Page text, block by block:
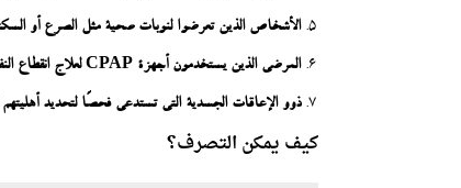
الأشخاص الذين تعرضوا لنوبات صحية مثل الصرع أو
المرضى الذين يستخدمون أجهزة CPAP لعلاج انقطاع النفس أثناء النوم.
ذوو الإعاقات الجسدية التي تستدعي فحصًا لتحديد أهليتهم
كيف يمكن التصرف؟